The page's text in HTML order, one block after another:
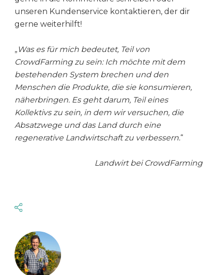
unseren Kundenservice kontaktieren, der dir
gerne weiterhilft!
„Was es für mich bedeutet, Teil von
CrowdFarming zu sein: Ich möchte mit dem
bestehenden System brechen und den
Menschen die Produkte, die sie konsumieren,
näherbringen. Es geht darum, Teil eines
Kollektivs zu sein, in dem wir versuchen, die
Absatzwege und das Land durch eine
regenerative Landwirtschaft zu verbessern.“
Landwirt bei CrowdFarming